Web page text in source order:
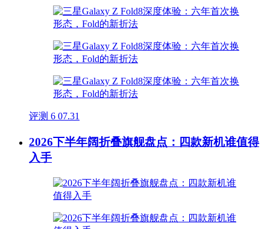
评测 6 07.31
2026下半年阔折叠旗舰盘点：四款新机谁值得
入手